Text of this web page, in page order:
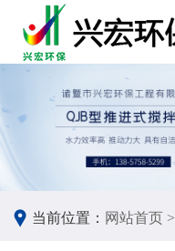
当前位置： 网站首页 >